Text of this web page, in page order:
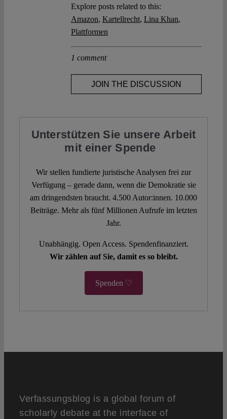
Explore posts related to this:
Amazon, Kartellrecht, Lina Khan,
Plattformen
1 comment
JOIN THE DISCUSSION
Unterstützen Sie unsere Arbeit
mit einer Spende
Wir stellen fundierte juristische Analysen frei zur
Verfügung – gerade dann, wenn die Demokratie sie
am dringendsten braucht. 4.500 Autor:innen. 10.000
Beiträge. Mehr als fünf Millionen Aufrufe im letzten
Jahr.
Unabhängig. Open Access. Spendenfinanziert.
Wir zählen auf Sie, damit es so bleibt.
Spenden ♡
Verfassungsblog is a global forum of
scholarly debate at the interface of